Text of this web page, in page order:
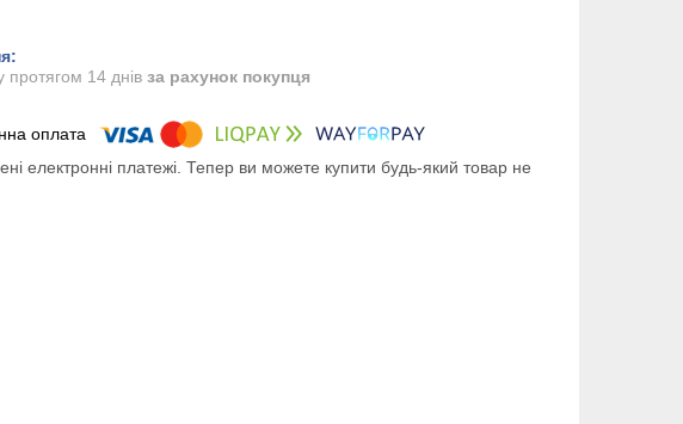
протягом 14 днів за рахунок покупця
електронні платежі. Тепер ви можете купити будь-який товар не